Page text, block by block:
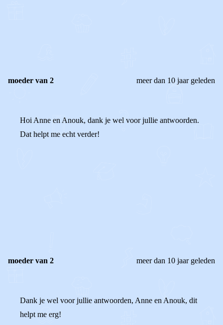
moeder van 2 meer dan 10 jaar geleden
Hoi Anne en Anouk, dank je wel voor jullie antwoorden.
Dat helpt me echt verder!
moeder van 2 meer dan 10 jaar geleden
Dank je wel voor jullie antwoorden, Anne en Anouk, dit
helpt me erg!